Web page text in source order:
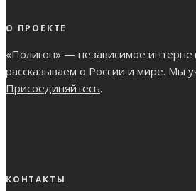
О ПРОЕКТЕ
«Полигон» — независимое
рассказываем о России и мире. Мы
Присоединяйтесь.
КОНТАКТЫ